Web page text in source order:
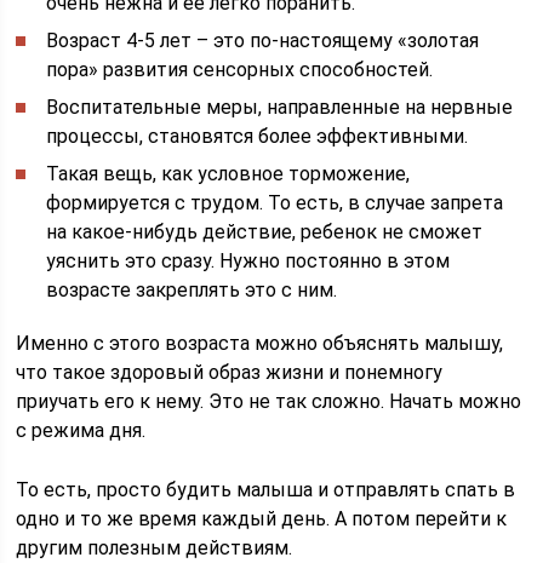
Возраст 4-5 лет – это по-настоящему «золотая
пора» развития сенсорных способностей.
Воспитательные меры, направленные на нервные
процессы, становятся более эффективными.
Такая вещь, как условное торможение,
формируется с трудом. То есть, в случае запрета
на какое-нибудь действие, ребенок не сможет
уяснить это сразу. Нужно постоянно в этом
возрасте закреплять это с ним.
Именно с этого возраста можно объяснять малышу,
что такое здоровый образ жизни и понемногу
приучать его к нему. Это не так сложно. Начать можно
с режима дня.
То есть, просто будить малыша и отправлять спать в
одно и то же время каждый день. А потом перейти к
другим полезным действиям.